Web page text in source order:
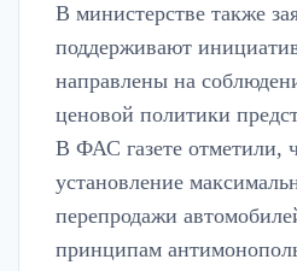
В министерстве также
поддерживают
направлены на
ценовой политики
В ФАС газете отметили,
установление
перепродажи
принципам